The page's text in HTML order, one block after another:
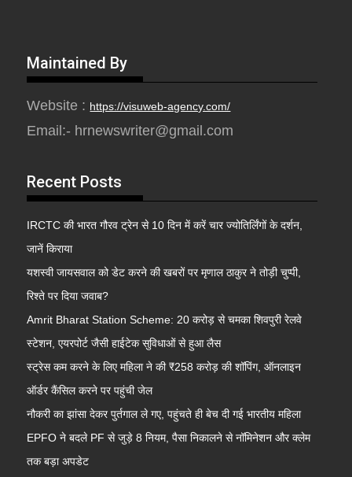
Maintained By
Website : https://visuweb-agency.com/
Email:- hrnewswriter@gmail.com
Recent Posts
IRCTC की भारत गौरव ट्रेन से 10 दिन में करें चार ज्योतिर्लिंगों के दर्शन,
जानें किराया
यशस्वी जायसवाल को डेट करने की खबरों पर मृणाल ठाकुर ने तोड़ी चुप्पी,
रिश्ते पर दिया जवाब?
Amrit Bharat Station Scheme: 20 करोड़ से चमका शिवपुरी रेलवे
स्टेशन, एयरपोर्ट जैसी हाईटेक सुविधाओं से हुआ लैस
स्ट्रेस कम करने के लिए महिला ने की ₹258 करोड़ की शॉपिंग, ऑनलाइन
ऑर्डर कैंसिल करने पर पहुंची जेल
नौकरी का झांसा देकर पुर्तगाल ले गए, पहुंचते ही बेच दी गई भारतीय महिला
EPFO ने बदले PF से जुड़े 8 नियम, पैसा निकालने से नॉमिनेशन और क्लेम
तक बड़ा अपडेट